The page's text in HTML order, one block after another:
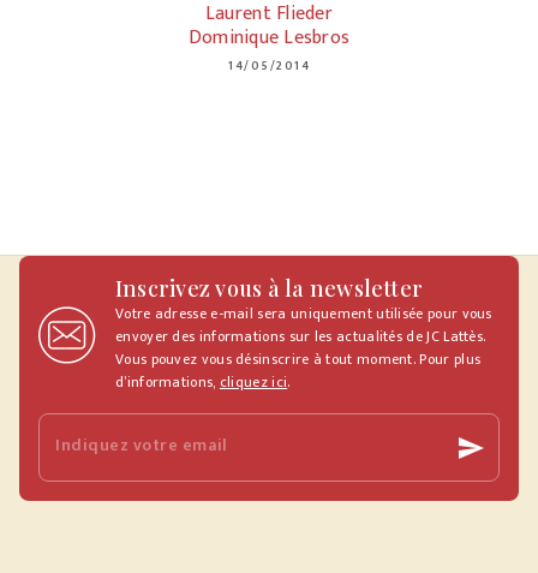
Laurent Flieder
Dominique Lesbros
14/05/2014
Inscrivez vous à la newsletter
Votre adresse e-mail sera uniquement utilisée pour vous
envoyer des informations sur les actualités de JC Lattès.
Vous pouvez vous désinscrire à tout moment. Pour plus
d’informations,cliquez ici.
Indiquez votre email send